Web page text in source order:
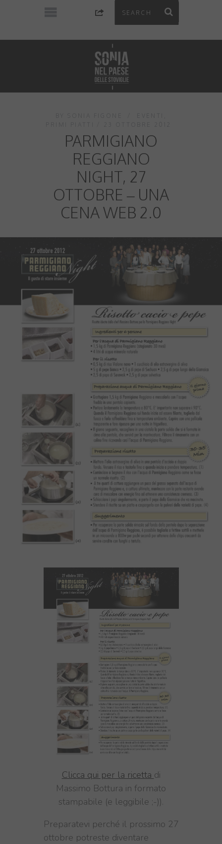
PARMIGIANO
REGGIANO
NIGHT, 27
OTTOBRE – UNA
CENA WEB 2.0
Clicca qui per la ricetta di
Massimo Bottura in formato
stampabile (e leggibile ;-)).
Preparatevi perché il prossimo 27
ottobre potreste diventare